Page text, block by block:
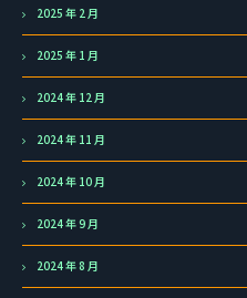
2025 年 2 月
2025 年 1 月
2024 年 12 月
2024 年 11 月
2024 年 10 月
2024 年 9 月
2024 年 8 月